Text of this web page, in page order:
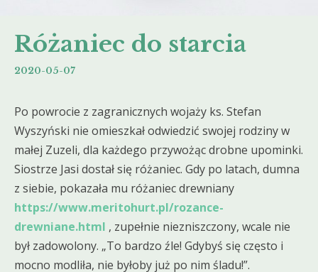
Różaniec do starcia
2020-05-07
Po powrocie z zagranicznych wojaży ks. Stefan
Wyszyński nie omieszkał odwiedzić swojej rodziny w
małej Zuzeli, dla każdego przywożąc drobne upominki.
Siostrze Jasi dostał się różaniec. Gdy po latach, dumna
z siebie, pokazała mu różaniec drewniany
https://www.meritohurt.pl/rozance-
drewniane.html , zupełnie niezniszczony, wcale nie
był zadowolony. „To bardzo źle! Gdybyś się często i
mocno modliła, nie byłoby już po nim śladu!”.